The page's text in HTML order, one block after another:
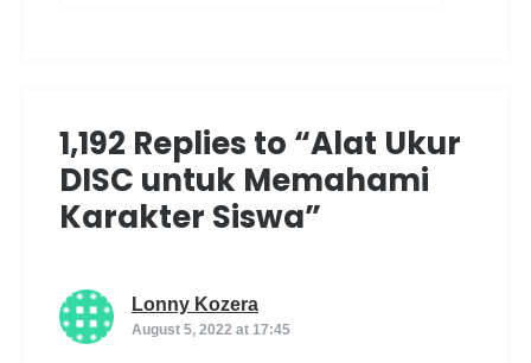
1,192 Replies to “Alat Ukur
DISC untuk Memahami
Karakter Siswa”
Lonny Kozera
August 5, 2022 at 17:45